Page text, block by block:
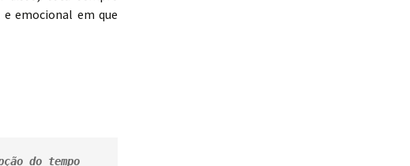
emocional em que
do tempo